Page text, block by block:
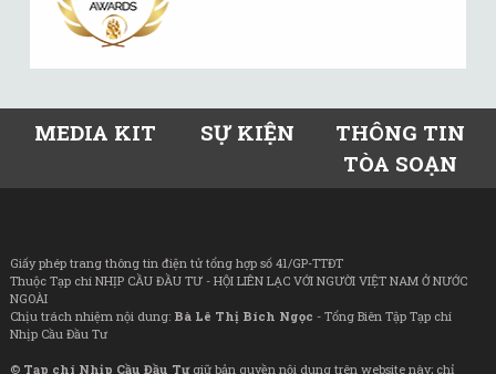
MEDIA KIT SỰ KIỆN
THÔNG TIN
TÒA SOẠN
Giấy phép trang thông tin điện tử tổng hợp số 41/GP-TTĐT
Thuộc Tạp chí NHỊP CẦU ĐẦU TƯ - HỘI LIÊN LẠC VỚI NGƯỜI VIỆT NAM Ở NƯỚC
NGOÀI
Chịu trách nhiệm nội dung: Bà Lê Thị Bích Ngọc - Tổng Biên Tập Tạp chí
Nhịp Cầu Đầu Tư
© Tạp chí Nhịp Cầu Đầu Tưgiữ bản quyền nội dung trên website này; chỉ